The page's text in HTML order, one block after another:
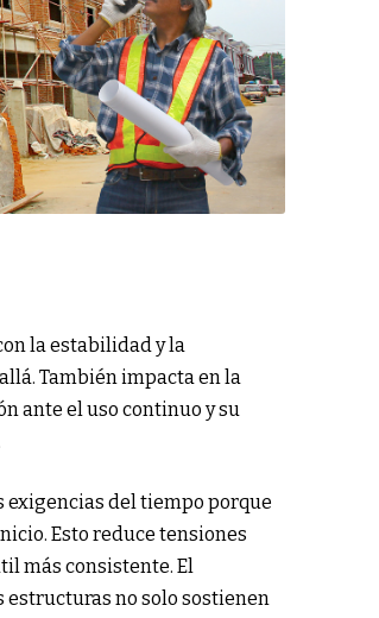
la estabilidad y la
También impacta en la
ante el uso continuo y su
exigencias del tiempo porque
Esto reduce tensiones
más consistente. El
no solo sostienen